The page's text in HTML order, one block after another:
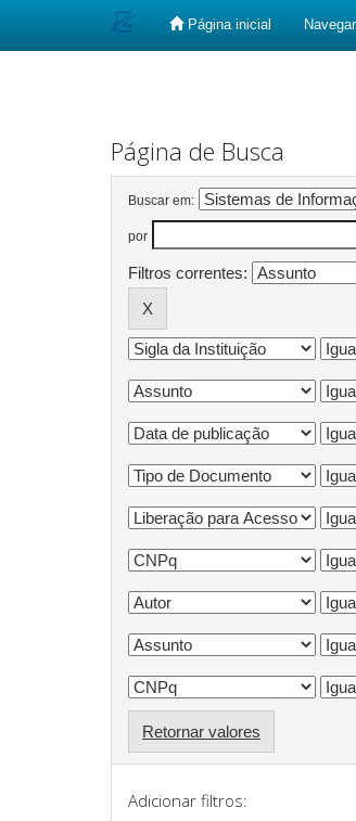
Página inicial Navegar
Página de Busca
Buscar em:
por
Filtros correntes:
Retornar valores
Adicionar filtros: